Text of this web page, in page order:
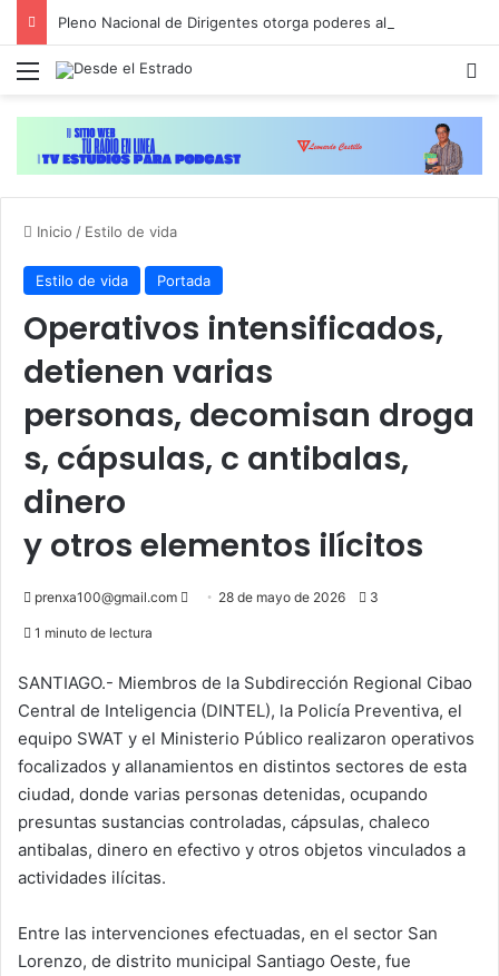
Menú
Inicio / Estilo de vida
Estilo de vida Portada
Operativos intensificados,
detienen varias
personas, decomisan droga
s, cápsulas, c antibalas,
dinero
y otros elementos ilícitos
prenxa100@gmail.com
Send 28 de mayo de 2026 3
1 minuto de lectura
SANTIAGO.- Miembros de la Subdirección Regional Cibao
Central de Inteligencia (DINTEL), la Policía Preventiva, el
equipo SWAT y el Ministerio Público realizaron operativos
focalizados y allanamientos en distintos sectores de esta
ciudad, donde varias personas detenidas, ocupando
presuntas sustancias controladas, cápsulas, chaleco
antibalas, dinero en efectivo y otros objetos vinculados a
actividades ilícitas.
Entre las intervenciones efectuadas, en el sector San
Lorenzo, de distrito municipal Santiago Oeste, fue